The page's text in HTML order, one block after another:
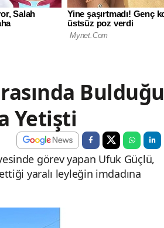
Bulduğu
Yetişti
görev yapan Ufuk Güçlü,
yaralı leyleğin imdadına